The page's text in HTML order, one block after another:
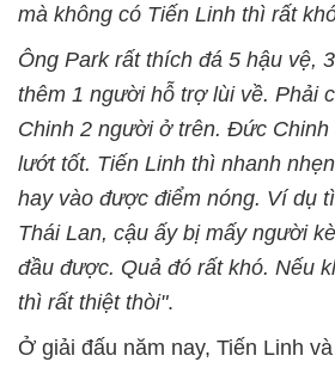
mà không có Tiến Linh thì rất
Ông Park rất thích đá 5 hậu vệ,
thêm 1 người hỗ trợ lùi về. Phải
Chinh 2 người ở trên. Đức
lướt tốt. Tiến Linh thì nhanh
hay vào được điểm nóng. Ví dụ
Thái Lan, cậu ấy bị mấy người
đầu được. Quả đó rất khó. Nếu
thì rất thiệt thòi".
Ở giải đấu năm nay, Tiến Linh